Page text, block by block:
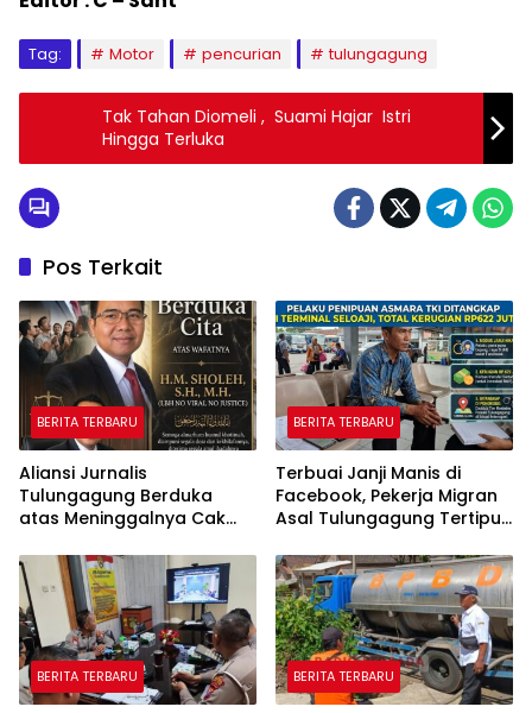
Tag: Motor pencurian tulungagung
Tak Tahan Diomeli , Suami Hajar Istri
Hingga Terluka
Pos Terkait
BERITA TERBARU
Aliansi Jurnalis
Tulungagung Berduka
atas Meninggalnya Cak
“Beliau Pejuang Keadilan
yang Vokal”
BERITA TERBARU
Terbuai Janji Manis di
Facebook, Pekerja Migran
Asal Tulungagung Tertipu
BERITA TERBARU BERITA TERBARU